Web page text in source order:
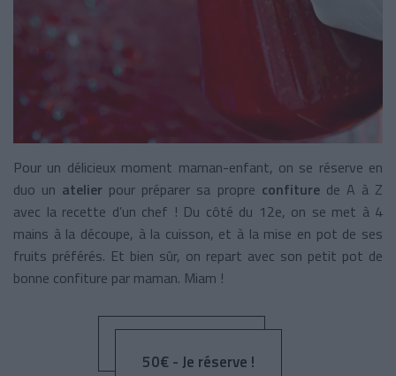
Pour un délicieux moment maman-enfant, on se réserve en
duo un atelier pour préparer sa propre confiture de A à Z
avec la recette d’un chef ! Du côté du 12e, on se met à 4
mains à la découpe, à la cuisson, et à la mise en pot de ses
fruits préférés. Et bien sûr, on repart avec son petit pot de
bonne confiture par maman. Miam !
50€ - Je réserve !